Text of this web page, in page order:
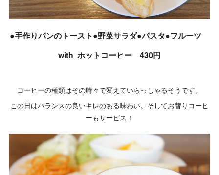
●手作りパンのトースト●野菜サラダ●パスタ●フルーツ
with ホットコーヒー 430円
コーヒーの種類はその時々で変えていらっしゃるそうです。
この日はバランスの良いキレのある味わい。そしてお替りコーヒ
ーもサービス！